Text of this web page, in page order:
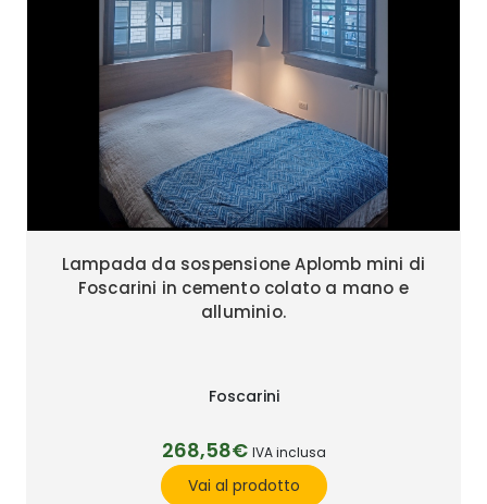
Lampada da sospensione Aplomb mini di
Foscarini in cemento colato a mano e
alluminio.
Foscarini
268,58€ IVA inclusa
Vai al prodotto